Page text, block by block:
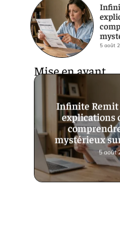
5 août
Mise en avant
Infinite Remit
explications
mystérieux
5 août